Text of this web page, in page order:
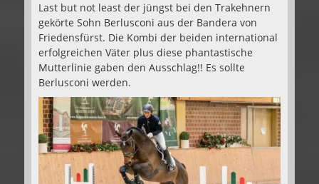
Last but not least der jüngst bei den Trakehnern
gekörte Sohn Berlusconi aus der Bandera von
Friedensfürst. Die Kombi der beiden international
erfolgreichen Väter plus diese phantastische
Mutterlinie gaben den Ausschlag!! Es sollte
Berlusconi werden.